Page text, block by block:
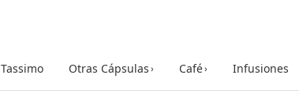
Tassimo Otras Cápsulas› Café› Infusiones